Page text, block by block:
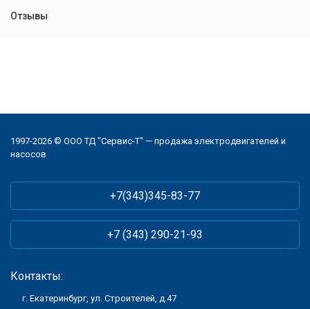
Отзывы
1997-2026 © ООО ТД "Сервис-Т" — продажа электродвигателей и
насосов
+7(343)345-83-77
+7 (343) 290-21-93
Контакты:
г. Екатеринбург, ул. Строителей, д.47